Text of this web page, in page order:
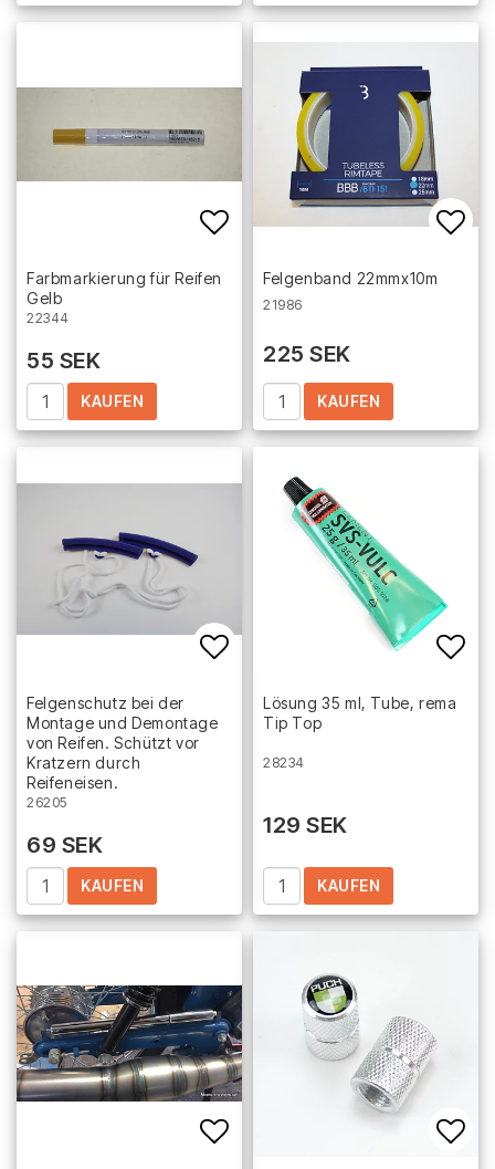
Add to list of favorites
Farbmarkierung für Reifen
Gelb
22344
55 SEK
KAUFEN
Felgenband 22mmx10m
21986
225 SEK
KAUFEN
Add to list of favorites
Felgenschutz bei der
Montage und Demontage
von Reifen. Schützt vor
Kratzern durch
Reifeneisen.
26205
69 SEK
KAUFEN
Lösung 35 ml, Tube, rema
Tip Top
28234
129 SEK
KAUFEN